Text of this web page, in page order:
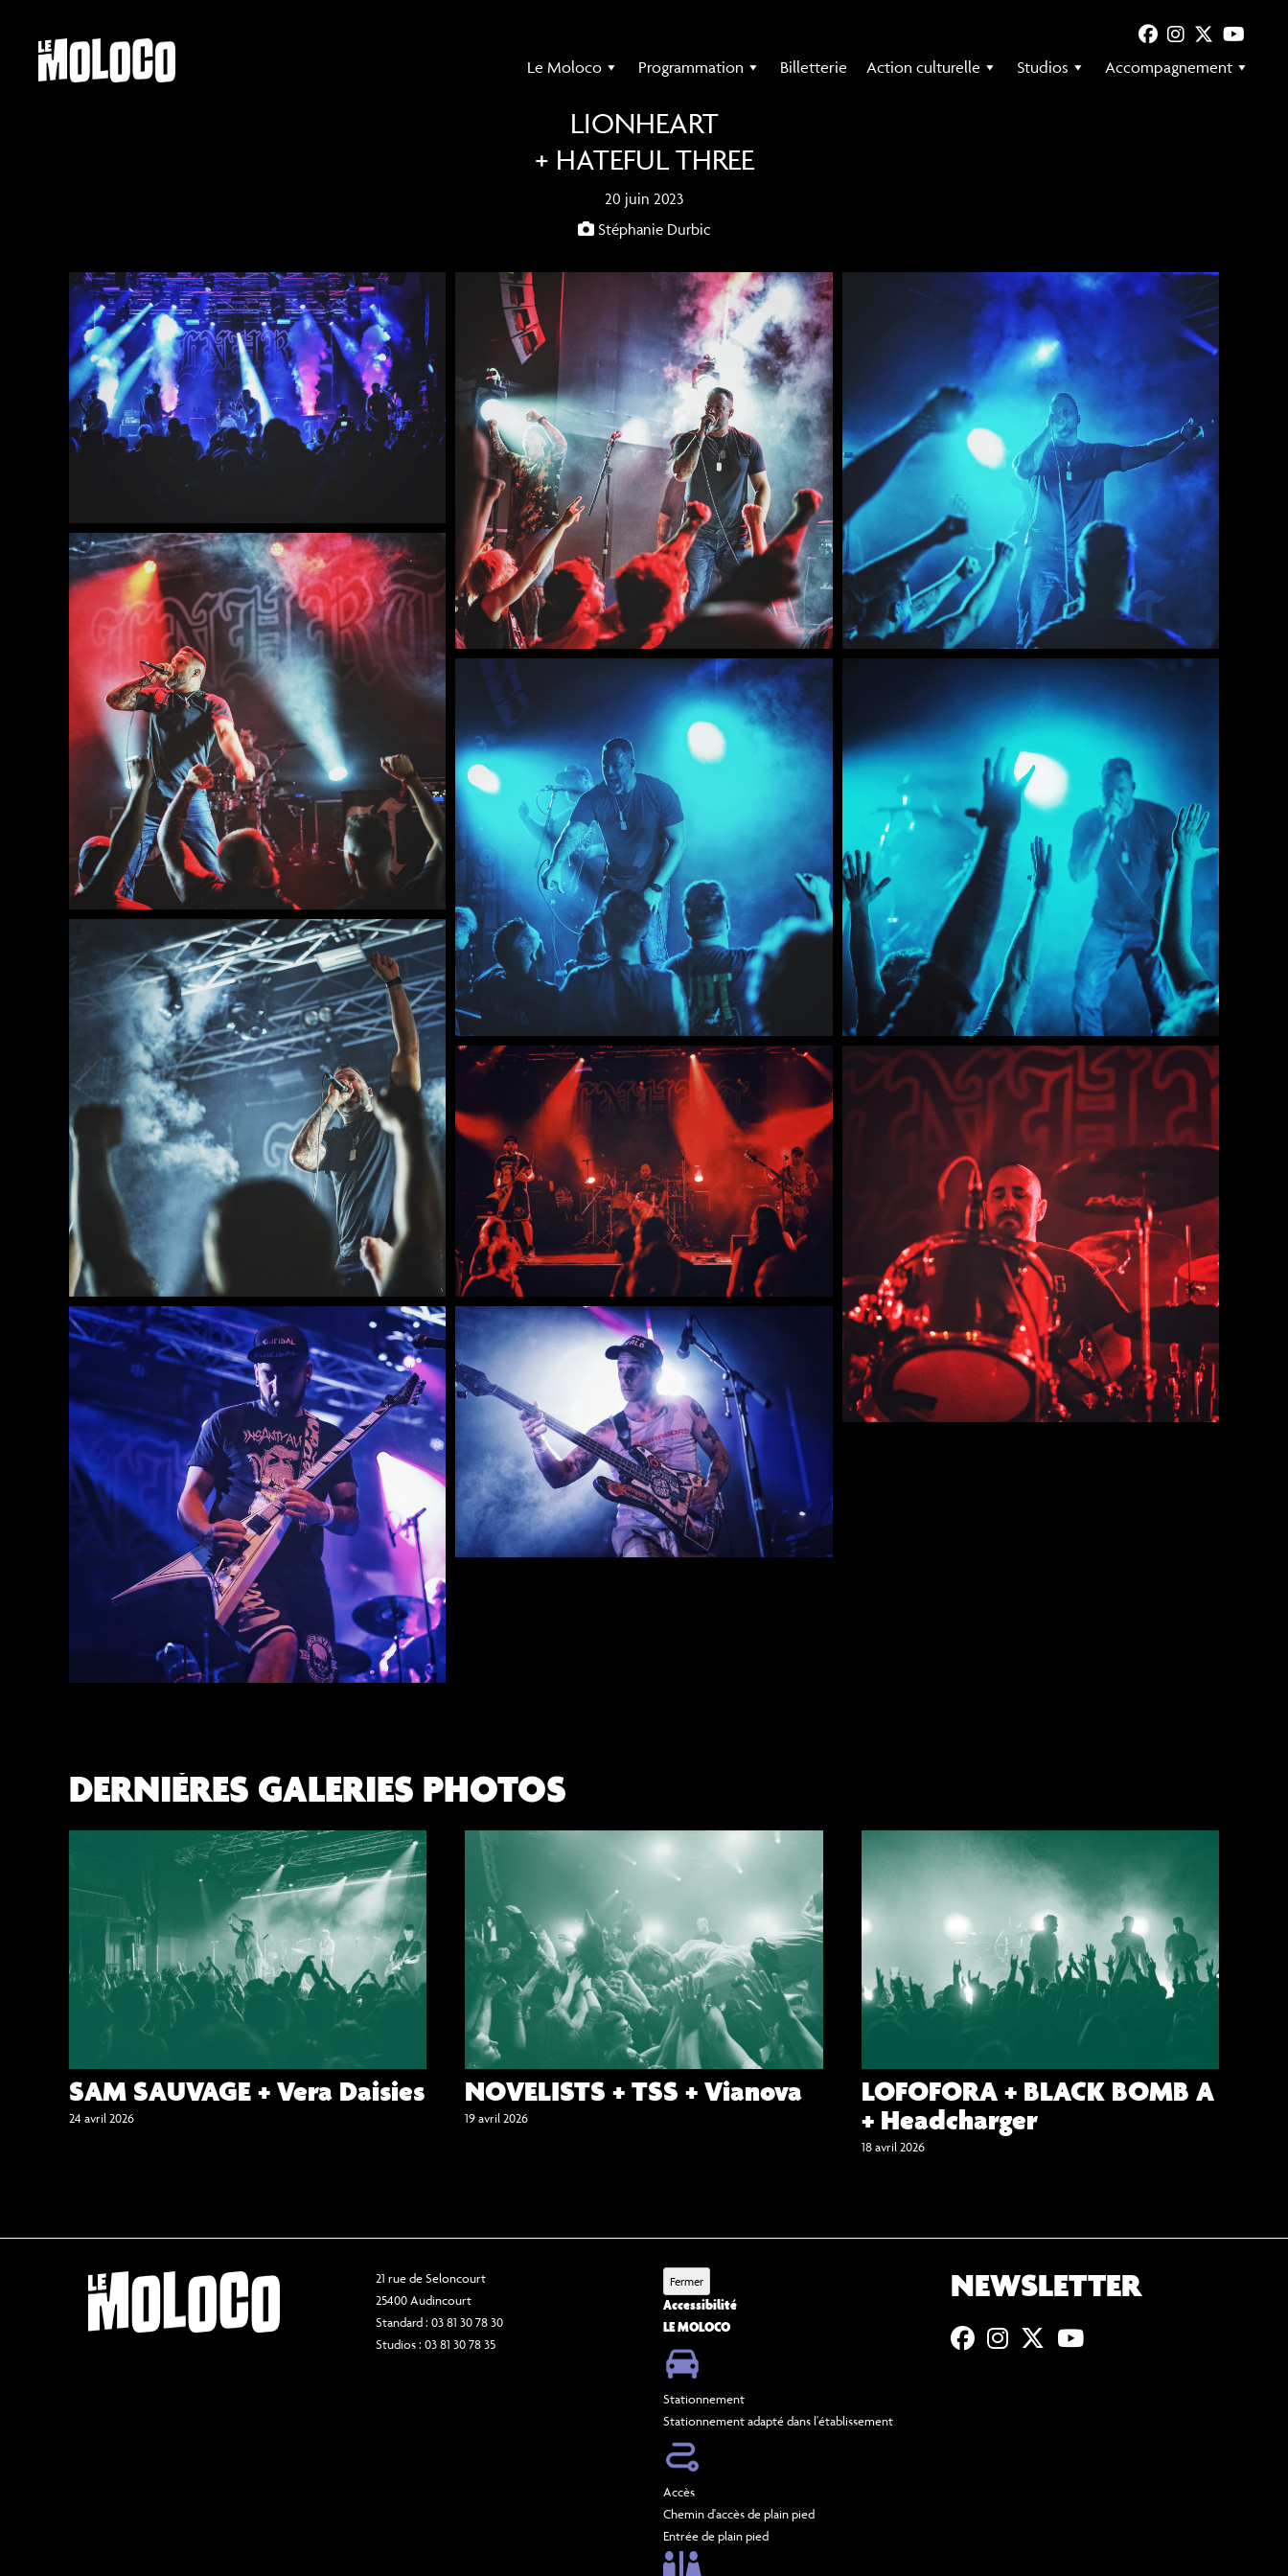
Le Moloco Programmation Billetterie Action culturelle Studios Accompagnement
LIONHEART
+ HATEFUL THREE
20 juin 2023
Stéphanie Durbic
DERNIÈRES GALERIES PHOTOS
SAM SAUVAGE + Vera Daisies
24 avril 2026
NOVELISTS + TSS + Vianova
19 avril 2026
LOFOFORA + BLACK BOMB A
+ Headcharger
18 avril 2026
21 rue de Seloncourt
25400 Audincourt
Standard : 03 81 30 78 30
Studios : 03 81 30 78 35
Fermer
Accessibilité
LE MOLOCO
Stationnement
Stationnement adapté dans l'établissement
Accès
Chemin d'accès de plain pied
Entrée de plain pied
NEWSLETTER